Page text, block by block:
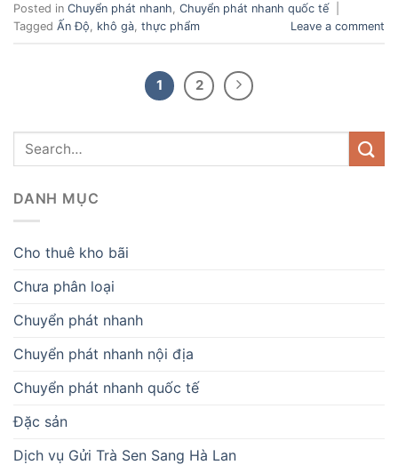
Posted in Chuyển phát nhanh Chuyển phát nhanh quốc tế
Tagged Ấn Độ khô gà thực phẩm Leave a comment
1 2
DANH MỤC
Cho thuê kho bãi
Chưa phân loại
Chuyển phát nhanh
Chuyển phát nhanh nội địa
Chuyển phát nhanh quốc tế
Đặc sản
Dịch vụ Gửi Trà Sen Sang Hà Lan